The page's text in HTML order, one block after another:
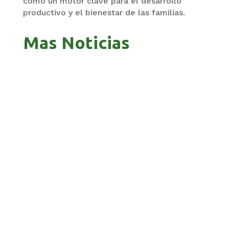
productivo y el bienestar de las familias.
Mas Noticias